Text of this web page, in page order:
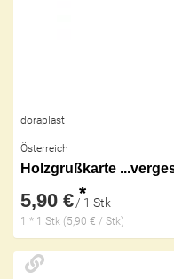
doraplast
Österreich
Holzgrußkarte
5,90 € *
/ 1 Stk
1 * 1 Stk (5,90 € / Stk)